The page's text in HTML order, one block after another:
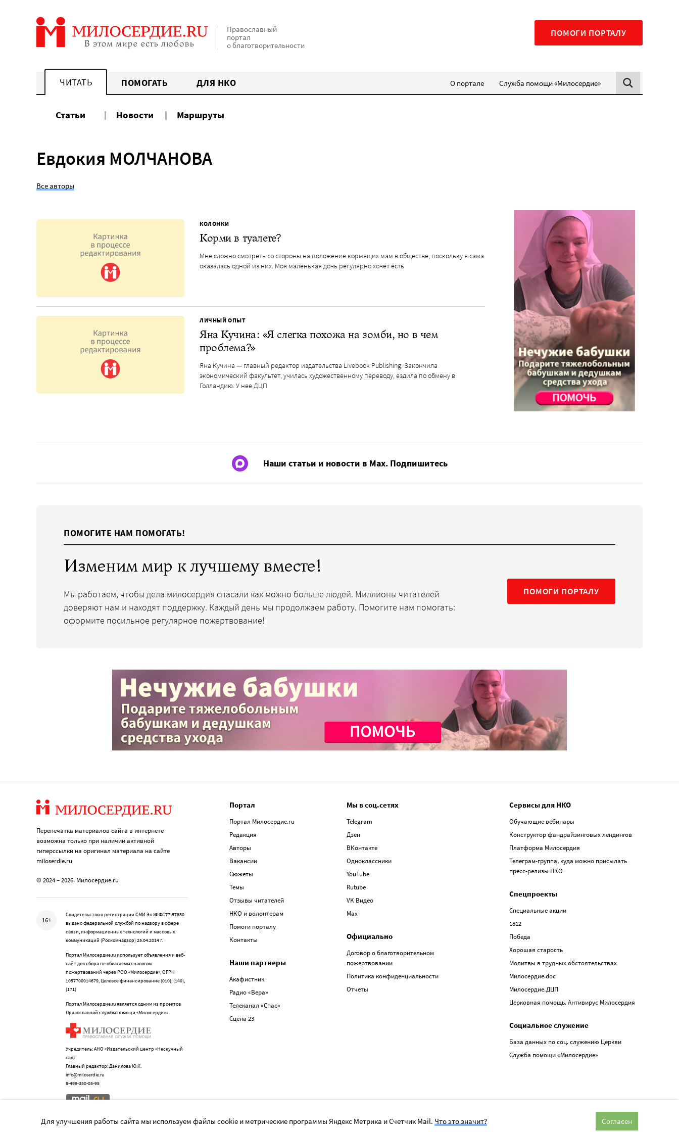
Православный
портал
о благотворительности
ПОМОГИ ПОРТАЛУ
ЧИТАТЬ ПОМОГАТЬ ДЛЯ НКО О портале Служба помощи «Милосердие»
Статьи Новости Маршруты
Евдокия МОЛЧАНОВА
Все авторы
КОЛОНКИ
Корми в туалете?
Мне сложно смотреть со стороны на положение кормящих мам в обществе, поскольку я сама
оказалась одной из них. Моя маленькая дочь регулярно хочет есть
ЛИЧНЫЙ ОПЫТ
Яна Кучина: «Я слегка похожа на зомби, но в чем
проблема?»
Яна Кучина — главный редактор издательства Livebook Publishing. Закончила
экономический факультет, училась художественному переводу, ездила по обмену в
Голландию. У нее ДЦП
Наши статьи и новости в Max. Подпишитесь
ПОМОГИТЕ НАМ ПОМОГАТЬ!
Изменим мир к лучшему вместе!
Мы работаем, чтобы дела милосердия спасали как можно больше людей. Миллионы читателей
доверяют нам и находят поддержку. Каждый день мы продолжаем работу. Помогите нам помогать:
оформите посильное регулярное пожертвование!
ПОМОГИ ПОРТАЛУ
Перепечатка материалов сайта в интернете
возможна только при наличии активной
гиперссылки на оригинал материала на сайте
miloserdie.ru
© 2024 – 2026. Милосердие.ru
16+
Свидетельство о регистрации СМИ Эл № ФС77-57850
выдано федеральной службой по надзору в сфере
связи, информационных технологий и массовых
коммуникаций (Роскомнадзор) 25.04.2014 г.
Портал Милосердие.ru использует объявления и веб-
сайт для сбора не облагаемых налогом
пожертвований через РОО «Милосердие», ОГРН
1057700014679, Целевое финансирование (010), (140),
(171)
Портал Милосердие.ru является одним из проектов
Православной службы помощи «Милосердие»
Учредитель: АНО «Издательский центр «Нескучный
сад»
Главный редактор: Данилова Ю.К.
info@miloserdie.ru
8-499-350-05-95
Портал
Портал Милосердие.ru
Редакция
Авторы
Вакансии
Сюжеты
Темы
Отзывы читателей
НКО и волонтерам
Помоги порталу
Контакты
Наши партнеры
Акафистник
Радио «Вера»
Телеканал «Спас»
Сцена 23
Мы в соц.сетях
Telegram
Дзен
ВКонтакте
Одноклассники
YouTube
Rutube
VK Видео
Max
Официально
Договор о благотворительном
пожертвовании
Политика конфиденциальности
Отчеты
Сервисы для НКО
Обучающие вебинары
Конструктор фандрайзинговых лендингов
Платформа Милосердия
Телеграм-группа, куда можно присылать
пресс-релизы НКО
Спецпроекты
Специальные акции
1812
Победа
Хорошая старость
Молитвы в трудных обстоятельствах
Милосердие.doc
Милосердие.ДЦП
Церковная помощь. Антивирус Милосердия
Социальное служение
База данных по соц. служению Церкви
Служба помощи «Милосердие»
Для улучшения работы сайта мы используем файлы cookie и метрические программы Яндекс Метрика и Счетчик Mail.Что это значит? Согласен